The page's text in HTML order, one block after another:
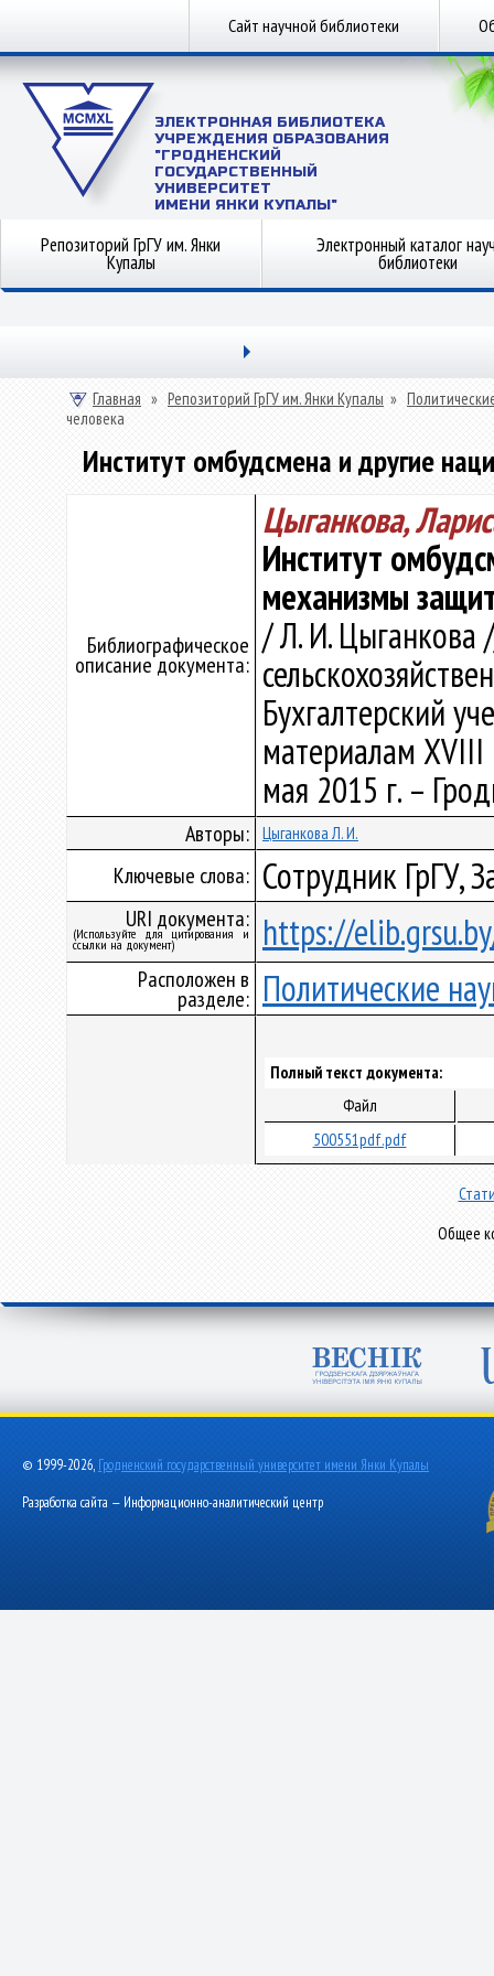
Сайт научной библиотеки
ЭЛЕКТРОННАЯ БИБЛИОТЕКА
УЧРЕЖДЕНИЯ ОБРАЗОВАНИЯ
"ГРОДНЕНСКИЙ
ГОСУДАРСТВЕННЫЙ
УНИВЕРСИТЕТ
ИМЕНИ ЯНКИ КУПАЛЫ"
Репозиторий ГрГУ им. Янки
Купалы
Электронный каталог
библиотеки
Главная » Репозиторий ГрГУ им. Янки Купалы »
человека
Институт омбудсмена и другие
Библиографическое
описание документа:
Цыганкова,
Институт
механизмы
/ Л. И. Цыганкова
Бухгалтерский
материалам ХVIII
мая 2015 г. –
Авторы: Цыганкова Л. И.
Ключевые слова: Сотрудник ГрГУ,
URI документа:
(Используйте для цитирования и
ссылки на документ) https://
Расположен в
разделе: Политические
Полный текст документа:
Файл
500551pdf.pdf
Общее
© 1999-2026, Гродненский государственный университет имени Янки Купалы
Разработка сайта — Информационно-аналитический центр